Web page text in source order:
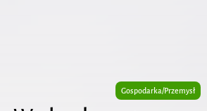
Gospodarka/Przemysł